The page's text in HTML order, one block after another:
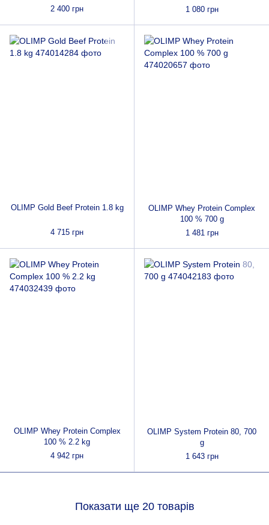
907 g для росту і підтримки
м'язів, відновлення після
тренувань
2 400 грн 1 080 грн
OLIMP Gold Beef Protein 1.8 kg
4 715 грн
OLIMP Whey Protein Complex
100 % 700 g
1 481 грн
OLIMP Whey Protein Complex
100 % 2.2 kg
4 942 грн
OLIMP System Protein 80, 700
g
1 643 грн
Показати ще 20 товарів